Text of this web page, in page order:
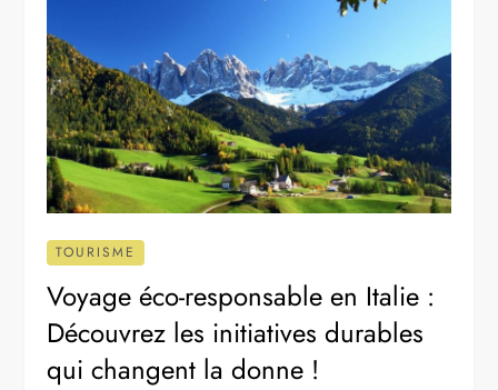
TOURISME
Voyage éco-responsable en Italie :
Découvrez les initiatives durables
qui changent la donne !